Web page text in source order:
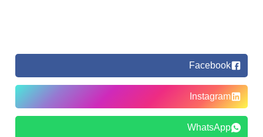
Facebook
Instagram
WhatsApp